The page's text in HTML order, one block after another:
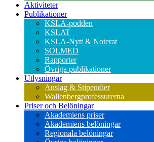
Aktiviteter
Publikationer
KSLA-podden
KSLAT
KSLA-Nytt & Noterat
SOLMED
Rapporter
Övriga publikationer
Utlysningar
Anslag & Stipendier
Wallenbergprofessurerna
Priser och Belöningar
Akademiens priser
Akademiens belöningar
Regionala belöningar